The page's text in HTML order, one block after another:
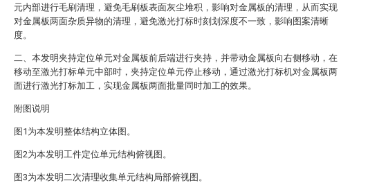
元内部进行毛刷清理，避免毛刷板表面灰尘堆积，影响对金属板的清理，从而实现
对金属板两面杂质异物的清理，避免激光打标时刻划深度不一致，影响图案清晰
度。
二、本发明夹持定位单元对金属板前后端进行夹持，并带动金属板向右侧移动，在
移动至激光打标单元中部时，夹持定位单元停止移动，通过激光打标机对金属板两
面进行激光打标加工，实现金属板两面批量同时加工的效果。
附图说明
图1为本发明整体结构立体图。
图2为本发明工件定位单元结构俯视图。
图3为本发明二次清理收集单元结构局部俯视图。